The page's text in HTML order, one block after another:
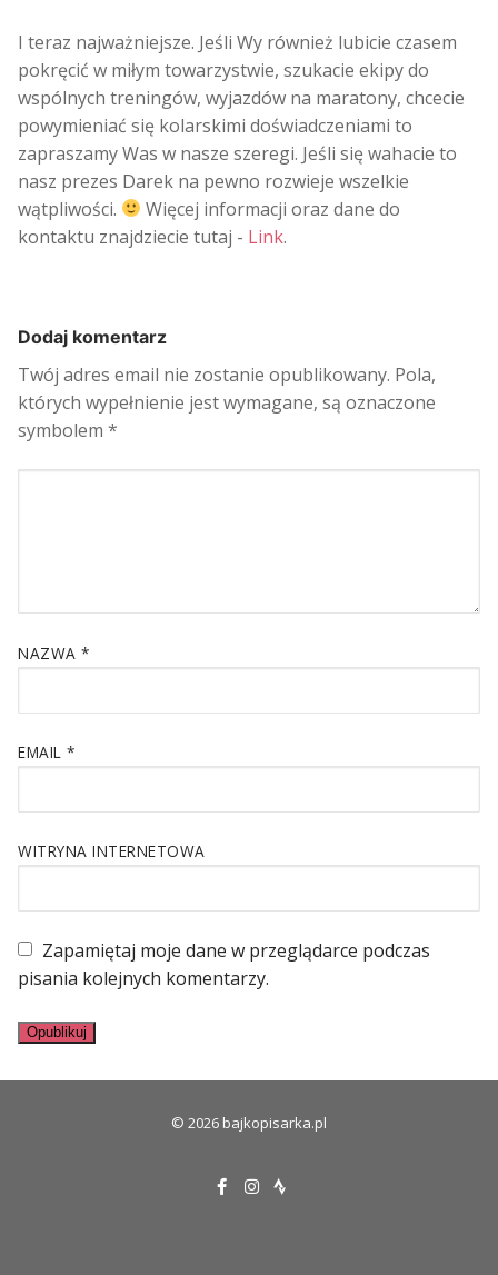
I teraz najważniejsze. Jeśli Wy również lubicie czasem
pokręcić w miłym towarzystwie, szukacie ekipy do
wspólnych treningów, wyjazdów na maratony, chcecie
powymieniać się kolarskimi doświadczeniami to
zapraszamy Was w nasze szeregi. Jeśli się wahacie to
nasz prezes Darek na pewno rozwieje wszelkie
wątpliwości.
Więcej informacji oraz dane do
kontaktu znajdziecie tutaj - Link.
Dodaj komentarz
Twój adres email nie zostanie opublikowany. Pola,
których wypełnienie jest wymagane, są oznaczone
symbolem *
NAZWA *
EMAIL *
WITRYNA INTERNETOWA
Zapamiętaj moje dane w przeglądarce podczas
pisania kolejnych komentarzy.
© 2026 bajkopisarka.pl